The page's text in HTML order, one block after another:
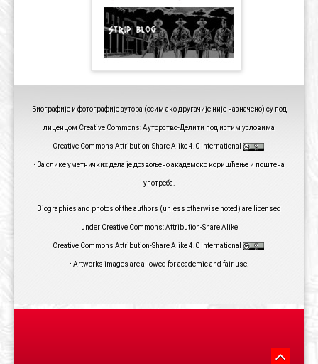
Биографије и фотографије аутора (осим ако другачије није назначено) су под
лиценцом Creative Commons: Ауторство-Делити под истим условима
Creative Commons Attribution-Share Alike 4.0 International
• За слике уметничких дела је дозвољено академско коришћење и поштена
употреба.
Biographies and photos of the authors (unless otherwise noted) are licensed
under Creative Commons: Attribution-Share Alike
Creative Commons Attribution-Share Alike 4.0 International
• Artworks images are allowed for academic and fair use.